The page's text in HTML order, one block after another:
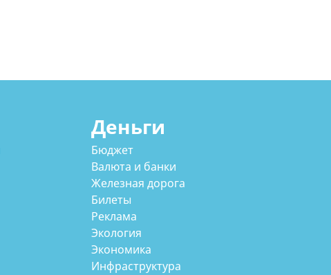
Деньги
Бюджет
Валюта и банки
Железная дорога
Билеты
Реклама
Экология
Экономика
Инфраструктура